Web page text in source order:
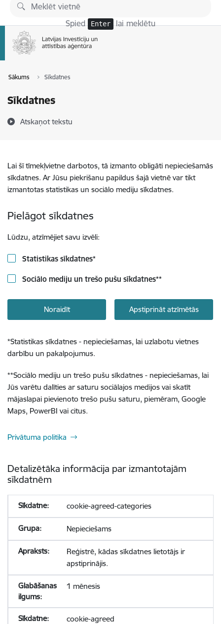
Pāriet uz lapas saturu
Spied Enter lai meklētu
Sākums Sīkdatnes
Sīkdatnes
Atskaņot tekstu
Lai šī tīmekļvietne darbotos, tā izmanto obligāti nepieciešamās
sīkdatnes. Ar Jūsu piekrišanu papildus šajā vietnē var tikt
izmantotas statistikas un sociālo mediju sīkdatnes.
Pielāgot sīkdatnes
Lūdzu, atzīmējiet savu izvēli:
Statistikas sīkdatnes*
Sociālo mediju un trešo pušu sīkdatnes**
Noraidīt Apstiprināt atzīmētās
*Statistikas sīkdatnes - nepieciešamas, lai uzlabotu vietnes
darbību un pakalpojumus.
**Sociālo mediju un trešo pušu sīkdatnes - nepieciešamas, lai
Jūs varētu dalīties ar saturu sociālajos medijos vai skatīt
mājaslapai pievienoto trešo pušu saturu, piemēram, Google
Maps, PowerBI vai citus.
Privātuma politika
Detalizētāka informācija par izmantotajām
sīkdatnēm
cookie-agreed-categories
Nepieciešams
Reģistrē, kādas sīkdatnes lietotājs ir
apstiprinājis.
1 mēnesis
cookie-agreed